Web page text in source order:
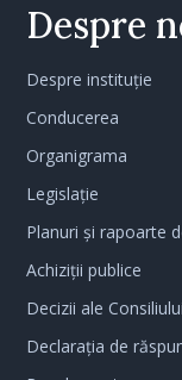
Despre
Despre instituție
Conducerea
Organigrama
Legislație
Planuri și rapoarte
Achiziții publice
Decizii ale Consiliului
Declarația de